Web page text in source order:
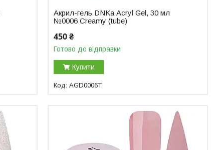
Акрил-гель DNKa Аcryl Gel, 30 мл
№0006 Creamy (tube)
450 ₴
Готово до відправки
Купити
AGD0006T